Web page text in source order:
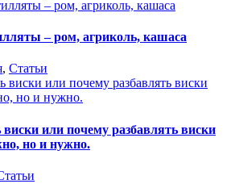
– ром, агриколь, кашаса
, Статьи
или почему разбавлять виски
но и нужно.